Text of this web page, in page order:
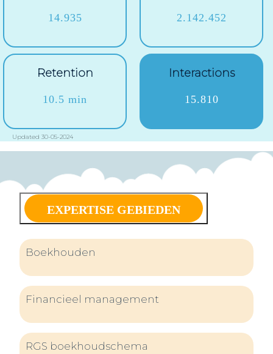
14.935 2.142.452
Retention
10.5 min
Interactions
15.810
Updated 30-05-2024
EXPERTISE GEBIEDEN
Boekhouden
Financieel management
RGS boekhoudschema